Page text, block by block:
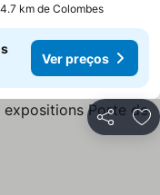
km de Colombes
Ver preços
Partilhar